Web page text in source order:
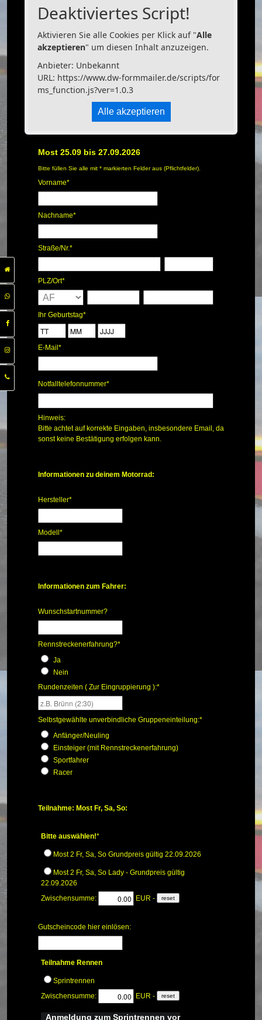
Deaktiviertes Script!
Aktivieren Sie alle Cookies per Klick auf "Alle
akzeptieren" um diesen Inhalt anzuzeigen.
Anbieter: Unbekannt
URL: https://www.dw-formmailer.de/scripts/for
ms_function.js?ver=1.0.3
Alle akzeptieren
Most 25.09 bis 27.09.2026
Bitte füllen Sie alle mit * markierten Felder aus (Pflichtfelder).
Vorname*
Nachname*
Straße/Nr.*
PLZ/Ort*
Ihr Geburtstag*
E-Mail*
Notfalltelefonnummer*
Hinweis:
Bitte achtet auf korrekte Eingaben, insbesondere Email, da
sonst keine Bestätigung erfolgen kann.
Informationen zu deinem Motorrad:
Hersteller*
Modell*
Informationen zum Fahrer:
Wunschstartnummer?
Rennstreckenerfahrung?*
Ja
Nein
Rundenzeiten ( Zur Eingruppierung ):*
Selbstgewählte unverbindliche Gruppeneinteilung:*
Anfänger/Neuling
Einsteiger (mit Rennstreckenerfahrung)
Sportfahrer
Racer
Teilnahme: Most Fr, Sa, So:
Bitte auswählen!*
Most 2 Fr, Sa, So Grundpreis gültig 22.09.2026
Most 2 Fr, Sa, So Lady - Grundpreis gültig
22.09.2026
Zwischensumme:
EUR -
Gutscheincode hier einlösen:
Teilnahme Rennen
Sprintrennen
Zwischensumme:
EUR -
Anmeldung zum Sprintrennen vor